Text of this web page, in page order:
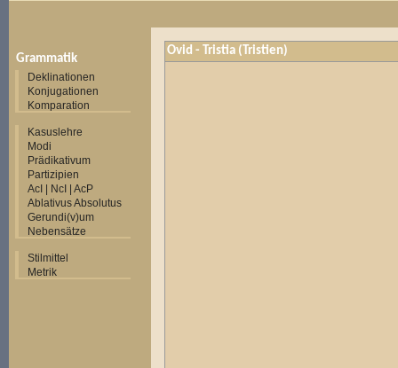
Grammatik
Deklinationen
Konjugationen
Komparation
Kasuslehre
Modi
Prädikativum
Partizipien
AcI | NcI | AcP
Ablativus Absolutus
Gerundi(v)um
Nebensätze
Stilmittel
Metrik
Ovid - Tristia (Tristien)